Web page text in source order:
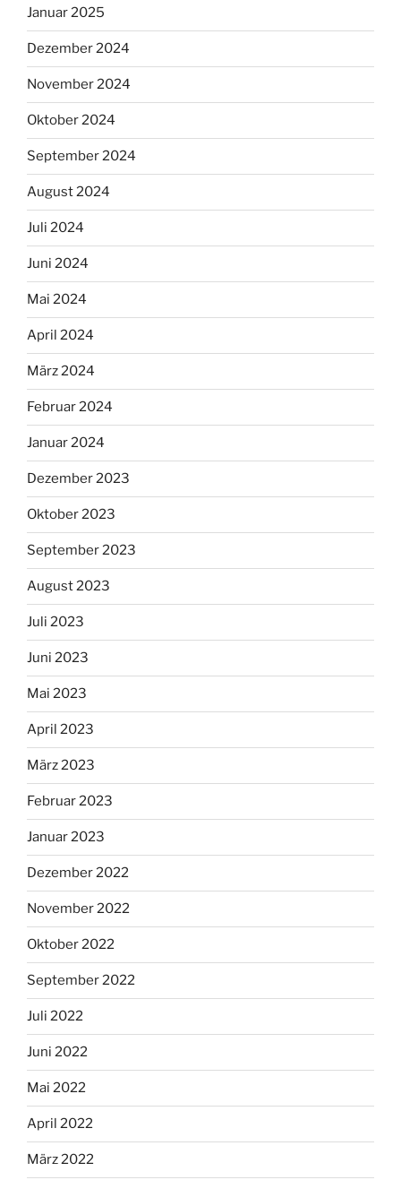
Januar 2025
Dezember 2024
November 2024
Oktober 2024
September 2024
August 2024
Juli 2024
Juni 2024
Mai 2024
April 2024
März 2024
Februar 2024
Januar 2024
Dezember 2023
Oktober 2023
September 2023
August 2023
Juli 2023
Juni 2023
Mai 2023
April 2023
März 2023
Februar 2023
Januar 2023
Dezember 2022
November 2022
Oktober 2022
September 2022
Juli 2022
Juni 2022
Mai 2022
April 2022
März 2022